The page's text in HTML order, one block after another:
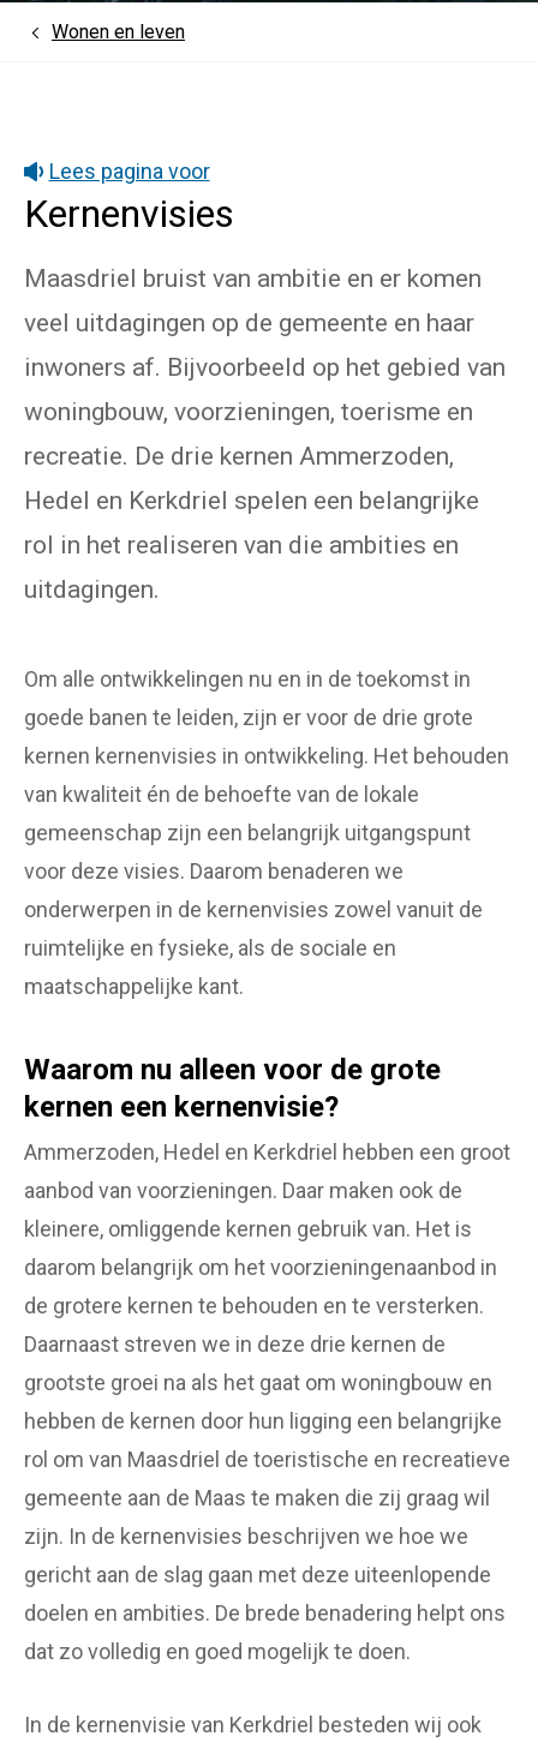
HomeWonen en leven
Lees pagina voor
Kernenvisies
Maasdriel bruist van ambitie en er komen
veel uitdagingen op de gemeente en haar
inwoners af. Bijvoorbeeld op het gebied van
woningbouw, voorzieningen, toerisme en
recreatie. De drie kernen Ammerzoden,
Hedel en Kerkdriel spelen een belangrijke
rol in het realiseren van die ambities en
uitdagingen.
Om alle ontwikkelingen nu en in de toekomst in
goede banen te leiden, zijn er voor de drie grote
kernen kernenvisies in ontwikkeling. Het behouden
van kwaliteit én de behoefte van de lokale
gemeenschap zijn een belangrijk uitgangspunt
voor deze visies. Daarom benaderen we
onderwerpen in de kernenvisies zowel vanuit de
ruimtelijke en fysieke, als de sociale en
maatschappelijke kant.
Waarom nu alleen voor de grote
kernen een kernenvisie?
Ammerzoden, Hedel en Kerkdriel hebben een groot
aanbod van voorzieningen. Daar maken ook de
kleinere, omliggende kernen gebruik van. Het is
daarom belangrijk om het voorzieningenaanbod in
de grotere kernen te behouden en te versterken.
Daarnaast streven we in deze drie kernen de
grootste groei na als het gaat om woningbouw en
hebben de kernen door hun ligging een belangrijke
rol om van Maasdriel de toeristische en recreatieve
gemeente aan de Maas te maken die zij graag wil
zijn. In de kernenvisies beschrijven we hoe we
gericht aan de slag gaan met deze uiteenlopende
doelen en ambities. De brede benadering helpt ons
dat zo volledig en goed mogelijk te doen.
In de kernenvisie van Kerkdriel besteden wij ook